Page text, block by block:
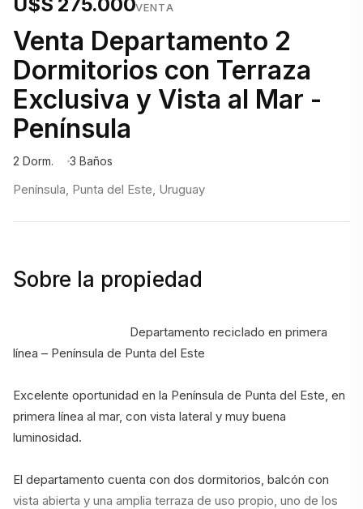
VENTA
Venta Departamento 2
Dormitorios con Terraza
Exclusiva y Vista al Mar -
Península
2 Dorm. 3 Baños
Península, Punta del Este, Uruguay
Sobre la propiedad
línea – Península de Punta del Este
Excelente oportunidad en la Península de Punta del Este, en
primera línea al mar, con vista lateral y muy buena
luminosidad.
El departamento cuenta con dos dormitorios, balcón con
vista abierta y una amplia terraza de uso propio, uno de los